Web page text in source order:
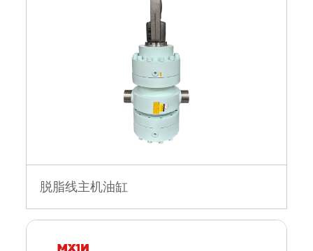
脱脂线主机油缸